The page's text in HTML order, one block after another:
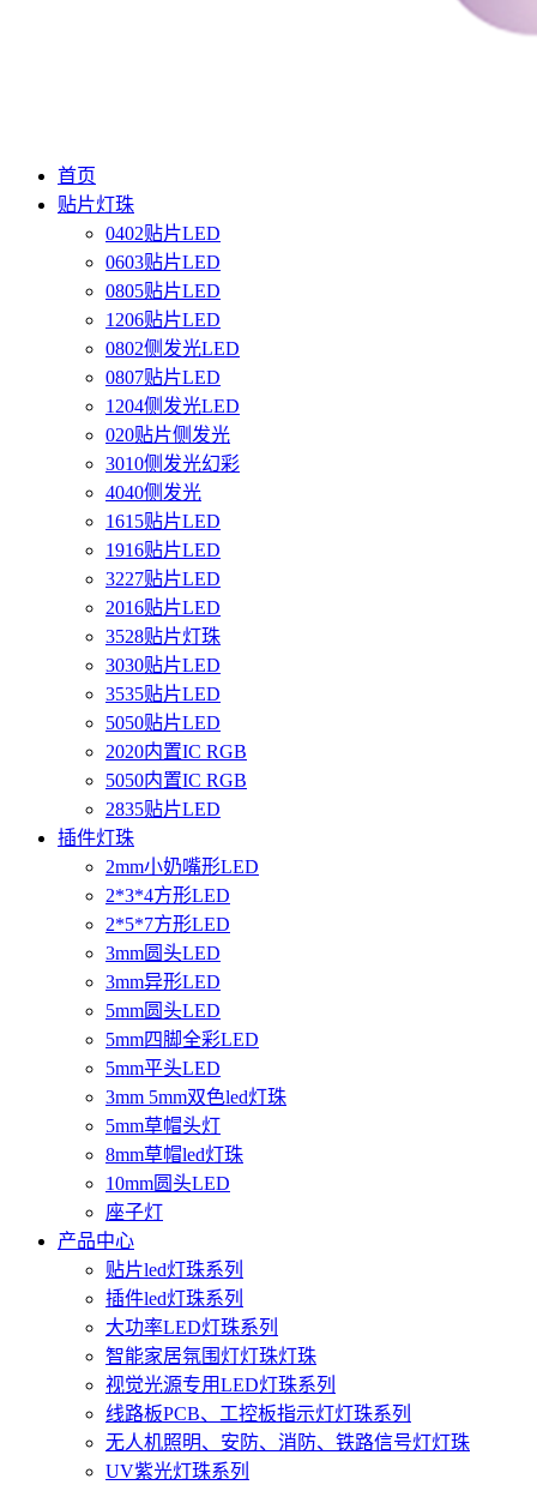
首页
贴片灯珠
0402贴片LED
0603贴片LED
0805贴片LED
1206贴片LED
0802侧发光LED
0807贴片LED
1204侧发光LED
020贴片侧发光
3010侧发光幻彩
4040侧发光
1615贴片LED
1916贴片LED
3227贴片LED
2016贴片LED
3528贴片灯珠
3030贴片LED
3535贴片LED
5050贴片LED
2020内置IC RGB
5050内置IC RGB
2835贴片LED
插件灯珠
2mm小奶嘴形LED
2*3*4方形LED
2*5*7方形LED
3mm圆头LED
3mm异形LED
5mm圆头LED
5mm四脚全彩LED
5mm平头LED
3mm 5mm双色led灯珠
5mm草帽头灯
8mm草帽led灯珠
10mm圆头LED
座子灯
产品中心
贴片led灯珠系列
插件led灯珠系列
大功率LED灯珠系列
智能家居氛围灯灯珠灯珠
视觉光源专用LED灯珠系列
线路板PCB、工控板指示灯灯珠系列
无人机照明、安防、消防、铁路信号灯灯珠
UV紫光灯珠系列